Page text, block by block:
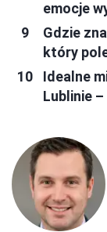
emocje
Gdzie
który
Idealne
Lublinie